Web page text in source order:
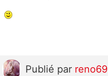
Publié par reno69